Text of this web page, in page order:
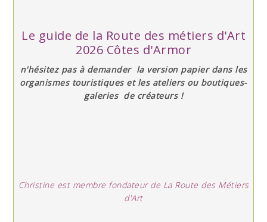
Le guide de la Route des métiers d'Art
2026 Côtes d'Armor
n'hésitez pas à demander la version papier dans les
organismes touristiques et les ateliers ou boutiques-
galeries de créateurs !
Christine est membre fondateur de La Route des Métiers
d'Art